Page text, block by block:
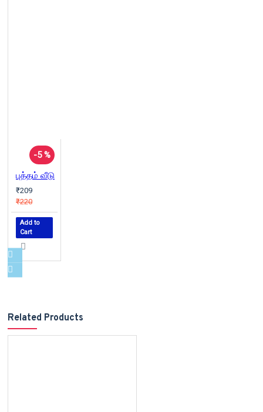
-5 %
புத்தம் வீடு
₹209
₹220
Add to
Cart
Related Products